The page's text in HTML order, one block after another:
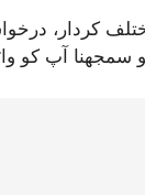
کردار،
آپ کو